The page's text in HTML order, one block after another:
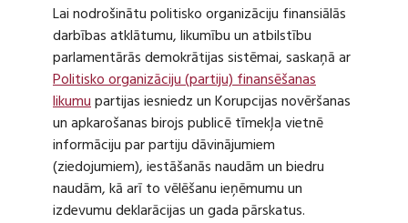
Lai nodrošinātu politisko organizāciju finansiālās
darbības atklātumu, likumību un atbilstību
parlamentārās demokrātijas sistēmai, saskaņā ar
Politisko organizāciju (partiju) finansēšanas
likumupartijas iesniedz un Korupcijas novēršanas
un apkarošanas birojs publicē tīmekļa vietnē
informāciju par partiju dāvinājumiem
(ziedojumiem), iestāšanās naudām un biedru
naudām, kā arī to vēlēšanu ieņēmumu un
izdevumu deklarācijas un gada pārskatus.